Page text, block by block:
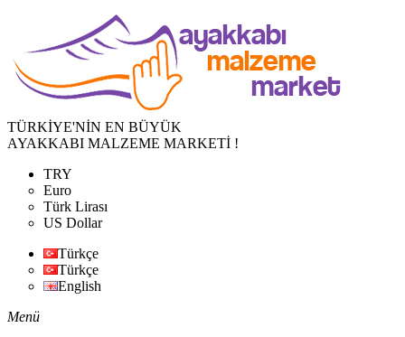
TÜRKİYE'NİN EN BÜYÜK
AYAKKABI MALZEME MARKETİ !
TRY
Euro
Türk Lirası
US Dollar
Türkçe
Türkçe
English
Menü